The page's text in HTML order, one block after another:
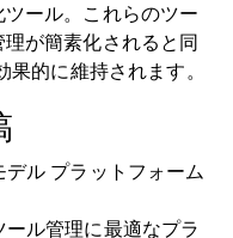
ール。これらのツー
が簡素化されると同
的に維持されます。
ル プラットフォーム
ル管理に最適なプラ